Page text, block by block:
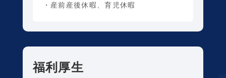
・産前産後休暇、育児休暇
福利厚生